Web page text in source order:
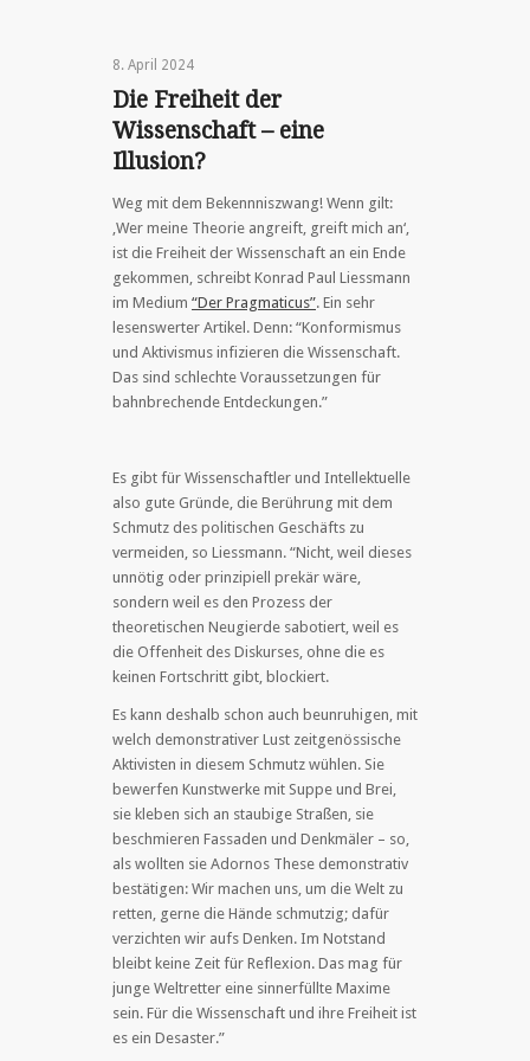
8. April 2024
Die Freiheit der
Wissenschaft – eine
Illusion?
Weg mit dem Bekennniszwang! Wenn gilt:
‚Wer meine Theorie angreift, greift mich an‘,
ist die Freiheit der Wissenschaft an ein Ende
gekommen, schreibt Konrad Paul Liessmann
im Medium “Der Pragmaticus”. Ein sehr
lesenswerter Artikel. Denn: “Konformismus
und Aktivismus infizieren die Wissenschaft.
Das sind schlechte Voraussetzungen für
bahnbrechende Entdeckungen.”
Es gibt für Wissenschaftler und Intellektuelle
also gute Gründe, die Berührung mit dem
Schmutz des politischen Geschäfts zu
vermeiden, so Liessmann. “Nicht, weil dieses
unnötig oder prinzipiell prekär wäre,
sondern weil es den Prozess der
theoretischen Neugierde sabotiert, weil es
die Offenheit des Diskurses, ohne die es
keinen Fortschritt gibt, blockiert.
Es kann deshalb schon auch beunruhigen, mit
welch demonstrativer Lust zeitgenössische
Aktivisten in diesem Schmutz wühlen. Sie
bewerfen Kunstwerke mit Suppe und Brei,
sie kleben sich an staubige Straßen, sie
beschmieren Fassaden und Denkmäler – so,
als wollten sie Adornos These demonstrativ
bestätigen: Wir machen uns, um die Welt zu
retten, gerne die Hände schmutzig; dafür
verzichten wir aufs Denken. Im Notstand
bleibt keine Zeit für Reflexion. Das mag für
junge Weltretter eine sinnerfüllte Maxime
sein. Für die Wissenschaft und ihre Freiheit ist
es ein Desaster.”